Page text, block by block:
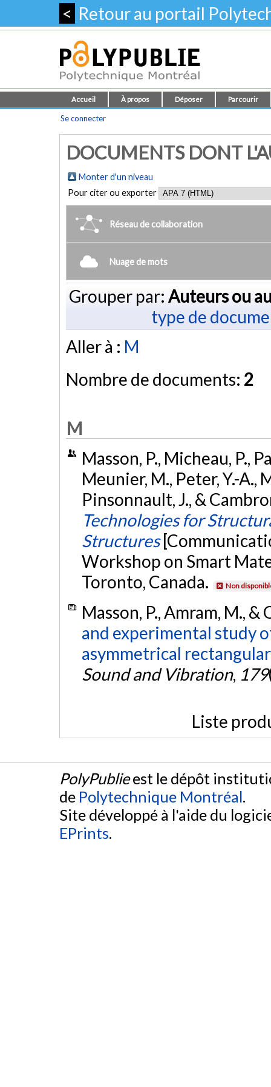
< Retour au portail
Accueil À propos Déposer Parcourir
Se connecter
DOCUMENTS DONT
Monter d'un niveau
Pour citer ou exporter
Réseau de collaboration
Nuage de mots
Grouper par: Auteurs ou
type de
Aller à : M
Nombre de documents: 2
M
Masson, P., Micheau, P.,
Meunier, M., Peter, Y.-A.,
Pinsonnault, J., &
Technologies for
Structures
Workshop on Smart
Toronto, Canada.
Non
Masson, P., Amram, M.,
and experimental study
asymmetrical
Sound and Vibration, 179
Liste
PolyPublieest le dépôt
de Polytechnique Montréal.
Site développé à l'aide du
EPrints.